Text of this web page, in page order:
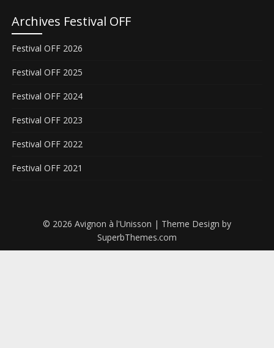
Archives Festival OFF
Festival OFF 2026
Festival OFF 2025
Festival OFF 2024
Festival OFF 2023
Festival OFF 2022
Festival OFF 2021
© 2026 Avignon à l'Unisson | Theme Design by
SuperbThemes.com